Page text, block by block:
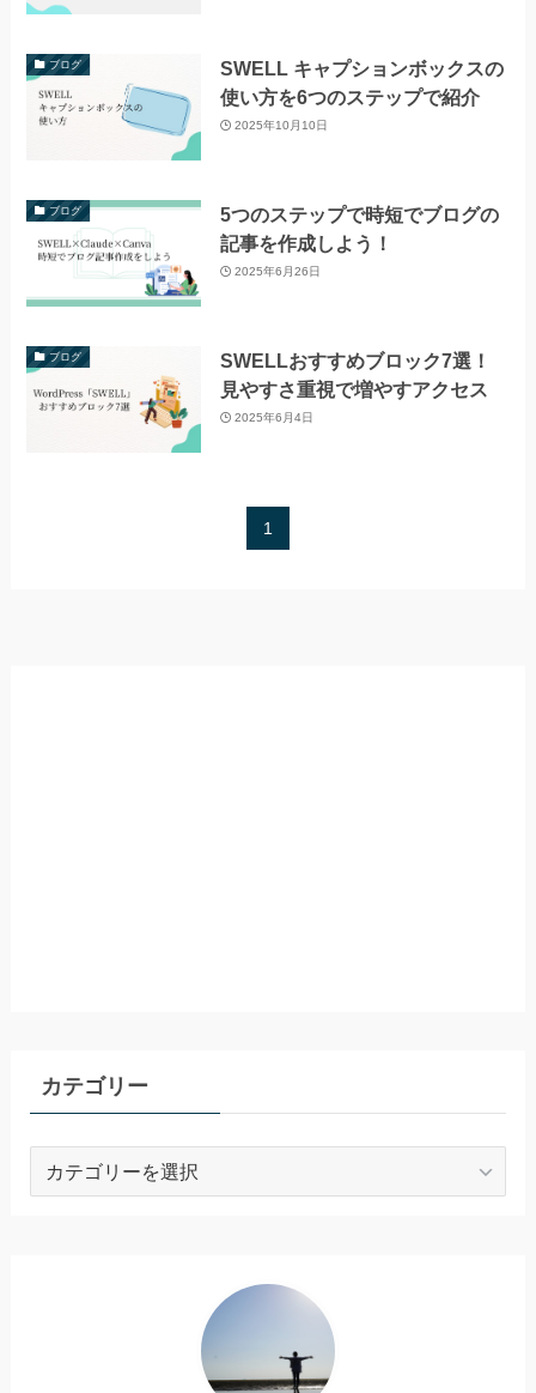
ブログ
SWELL キャプションボックスの
使い方を6つのステップで紹介
2025年10月10日
ブログ
5つのステップで時短でブログの
記事を作成しよう！
2025年6月26日
ブログ
SWELLおすすめブロック7選！
見やすさ重視で増やすアクセス
2025年6月4日
1
カテゴリー